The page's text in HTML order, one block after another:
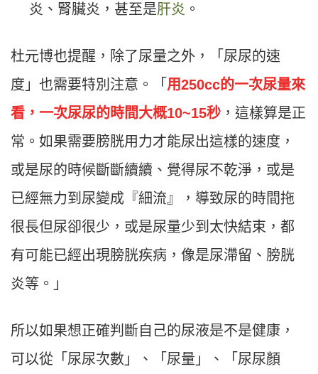
炎、腎臟炎，甚至是肝炎 。
杜元博也提醒，除了尿量之外，「尿尿的速
度」也需要特別注意。「 用250cc的一次尿量來
看，一次尿尿的時間大概10~15秒 ，這樣算是正
常。如果需要膀胱用力才能尿出這樣的速度，
或是尿的時候斷斷續續、覺得尿不乾淨，或是
已經無力到尿變成『細流』，導致尿的時間拖
很長但尿卻很少，或是尿量少到太快結束，都
有可能已經出現膀胱疾病，像是尿滯留、膀胱
炎等。」
所以如果想正確判斷自己的尿液是不是健康，
可以從「尿尿次數」、「尿量」、「尿尿顏